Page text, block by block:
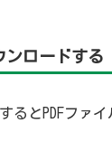
ンロードする
るとPDFファ